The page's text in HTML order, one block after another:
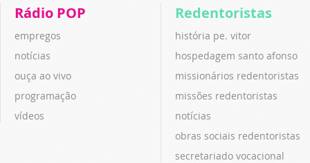
Rádio POP
empregos
notícias
ouça ao vivo
programação
vídeos
Redentoristas
história pe. vitor
hospedagem santo afonso
missionários redentoristas
missões redentoristas
notícias
obras sociais redentoristas
secretariado vocacional